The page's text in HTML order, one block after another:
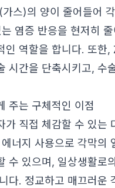
스)의 양이 줄어들어
염증 반응을 현저히
인 역할을 합니다. 또
시간을 단축시키고, 수
주는 구체적인 이점
가 직접 체감할 수 있는
너지 사용으로 각막의
수 있으며, 일상생활로
다. 정교하고 매끄러운